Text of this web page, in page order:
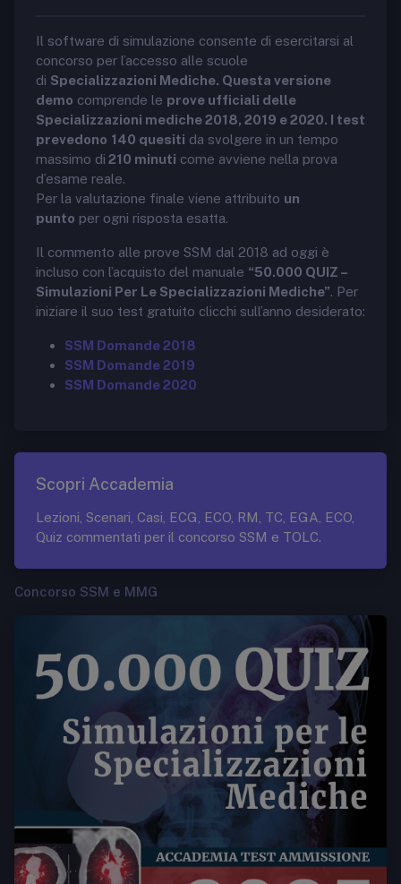
Il software di simulazione consente di esercitarsi al
concorso per l’accesso alle scuole
di Specializzazioni Mediche. Questa versione
demo comprende le prove ufficiali delle
Specializzazioni mediche 2018, 2019 e 2020. I test
prevedono 140 quesiti da svolgere in un tempo
massimo di 210 minuti come avviene nella prova
d’esame reale.
Per la valutazione finale viene attribuito un
punto per ogni risposta esatta.
Il commento alle prove SSM dal 2018 ad oggi è
incluso con l’acquisto del manuale “50.000 QUIZ –
Simulazioni Per Le Specializzazioni Mediche”. Per
iniziare il suo test gratuito clicchi sull’anno desiderato:
SSM Domande 2018
SSM Domande 2019
SSM Domande 2020
Scopri Accademia
Lezioni, Scenari, Casi, ECG, ECO, RM, TC, EGA, ECO,
Quiz commentati per il concorso SSM e TOLC.
Concorso SSM e MMG